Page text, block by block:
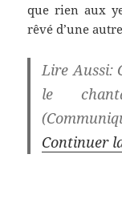
que rien aux
rêvé d’une
Lire Aussi:
le
Continuer